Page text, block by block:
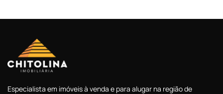
Especialista em imóveis à venda e para alugar na região de